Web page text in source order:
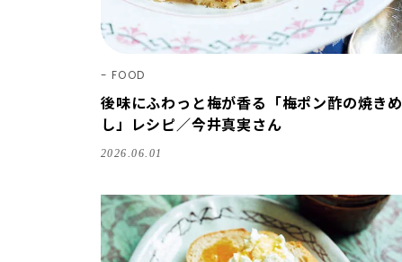
FOOD
後味にふわっと梅が香る「梅ポン酢の焼きめ
し」レシピ／今井真実さん
2026.06.01